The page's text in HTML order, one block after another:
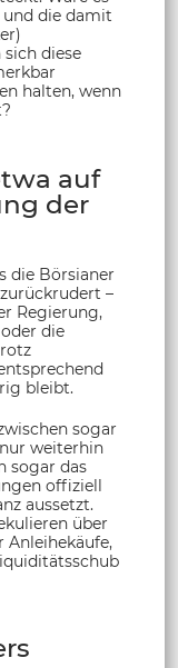
die damit
diese
halten, wenn
auf
der
die Börsianer
–
Regierung,
die
bleibt.
sogar
weiterhin
sogar das
offiziell
aussetzt.
über
Anleihekäufe,